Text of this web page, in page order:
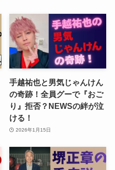
手越祐也と男気じゃんけん
の奇跡！全員グーで『おご
り』拒否？NEWSの絆が泣
ける！
2026年1月15日